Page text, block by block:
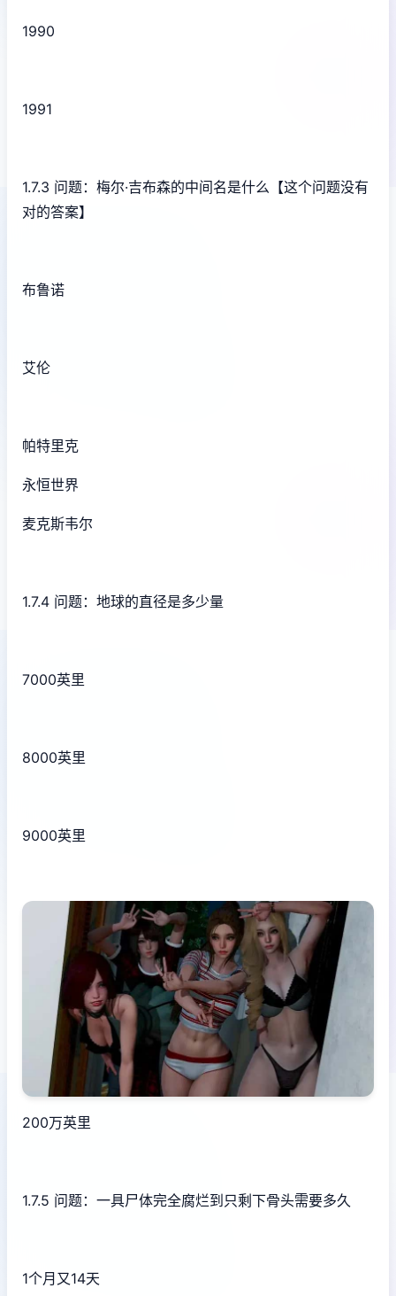
1990
1991
1.7.3 问题：梅尔·吉布森的中间名是什么【这个问题没有
对的答案】
布鲁诺
艾伦
帕特里克
永恒世界
麦克斯韦尔
1.7.4 问题：地球的直径是多少量
7000英里
8000英里
9000英里
200万英里
1.7.5 问题：一具尸体完全腐烂到只剩下骨头需要多久
1个月又14天